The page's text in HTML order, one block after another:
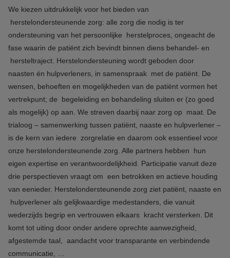
We kiezen uitdrukkelijk voor het bieden van
herstelondersteunende zorg: alle zorg die nodig is ter
ondersteuning van het persoonlijke herstelproces, ongeacht de
fase waarin de patiënt zich bevindt binnen diens behandel- en
hersteltraject. Herstelondersteuning wordt geboden door
naasten én hulpverleners, in samenspraak met de patiënt. De
wensen, behoeften en mogelijkheden van de patiënt vormen het
vertrekpunt; de begeleiding en behandeling sluiten er (zo goed
als mogelijk) op aan. We streven daarbij naar zorg op maat. De
trialoog – samenwerking tussen patiënt, naaste en hulpverlener –
is de kern van iedere zorgrelatie en daarom ook essentieel voor
onze herstelondersteunende zorg. Alle partners hebben hun
eigen expertise en verantwoordelijkheid. Participatie vanuit deze
drie perspectieven vraagt om een betrokken en actieve houding
van eenieder. Herstelondersteunende zorg ziet patiënt, naaste en
hulpverlener als gelijkwaardige medestanders, die vanuit
wederzijds begrip en vertrouwen elkaars kracht versterken. Dit
komt tot uiting door onder andere oprechte aanwezigheid,
afgestemde taal, aandacht voor transparante en verbindende
communicatie, …